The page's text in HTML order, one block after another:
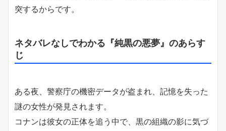
突するからです。
ネタバレなしでわかる『純黒の悪夢』のあらす
じ
ある夜、警察庁の機密データが盗まれ、記憶を失った
謎の女性が発見されます。
コナンは彼女の正体を追う中で、黒の組織の影に気づ